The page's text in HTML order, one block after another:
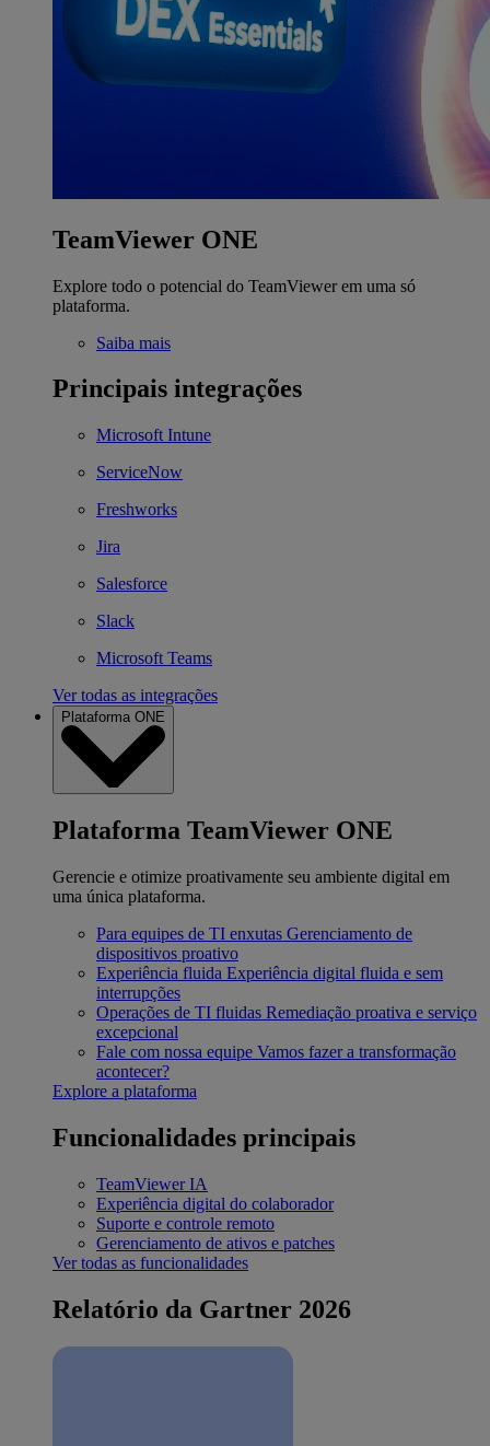
TeamViewer ONE
Explore todo o potencial do TeamViewer em uma só
plataforma.
Saiba mais
Principais integrações
Microsoft Intune
ServiceNow
Freshworks
Jira
Salesforce
Slack
Microsoft Teams
Ver todas as integrações
Plataforma ONE
Plataforma TeamViewer ONE
Gerencie e otimize proativamente seu ambiente digital em
uma única plataforma.
Para equipes de TI enxutas Gerenciamento de
dispositivos proativo
Experiência fluida Experiência digital fluida e sem
interrupções
Operações de TI fluidas Remediação proativa e serviço
excepcional
Fale com nossa equipe Vamos fazer a transformação
acontecer?
Explore a plataforma
Funcionalidades principais
TeamViewer IA
Experiência digital do colaborador
Suporte e controle remoto
Gerenciamento de ativos e patches
Ver todas as funcionalidades
Relatório da Gartner 2026